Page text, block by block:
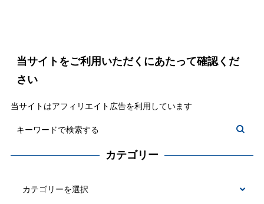
当サイトをご利用いただくにあたって確認くだ
さい
当サイトはアフィリエイト広告を利用しています
カテゴリー